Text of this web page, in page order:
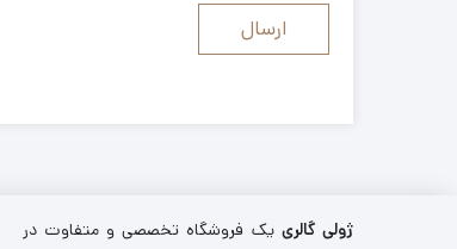
ژولی گالری یک فروشگاه تخصصی و متفاوت در